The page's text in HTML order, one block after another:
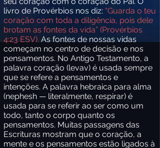
livro de Provérbios nos diz: “Guarda o teu
coração com toda a diligência, pois dele
brotam as fontes da vida” (Provérbios
4:23 ESV). As fontes de nossas vidas
começam no centro de decisão e nos
pensamentos. No Antigo Testamento, a
palavra coração (levav) é usada sempre
que se refere a pensamentos e
intenções. A palavra hebraica para alma
(nephesh — literalmente, respirar) é
usada para se referir ao ser como um
todo, tanto o corpo quanto os
pensamentos. Muitas passagens das
Escrituras mostram que o coração, a
mente e os pensamentos estão ligados à